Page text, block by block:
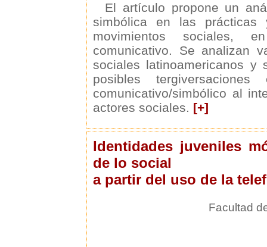
El artículo propone un
simbólica en las prácticas
movimientos sociales,
comunicativo. Se analizan
sociales latinoamericanos
posibles
comunicativo/simbólico al
actores sociales. [+]
Identidades juveniles
de lo social
a partir del uso de la
Facultad